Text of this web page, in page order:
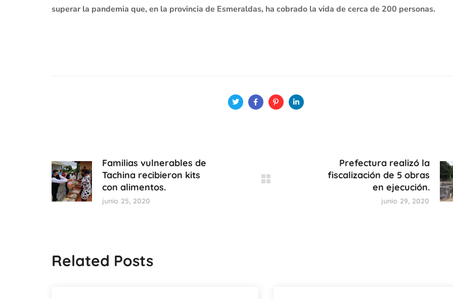
superar la pandemia que, en la provincia de Esmeraldas, ha cobrado la vida de cerca de 200 personas.
Familias vulnerables de
Tachina recibieron kits
con alimentos.
junio 25, 2020
Prefectura realizó la
fiscalización de 5 obras
en ejecución.
junio 29, 2020
Related Posts